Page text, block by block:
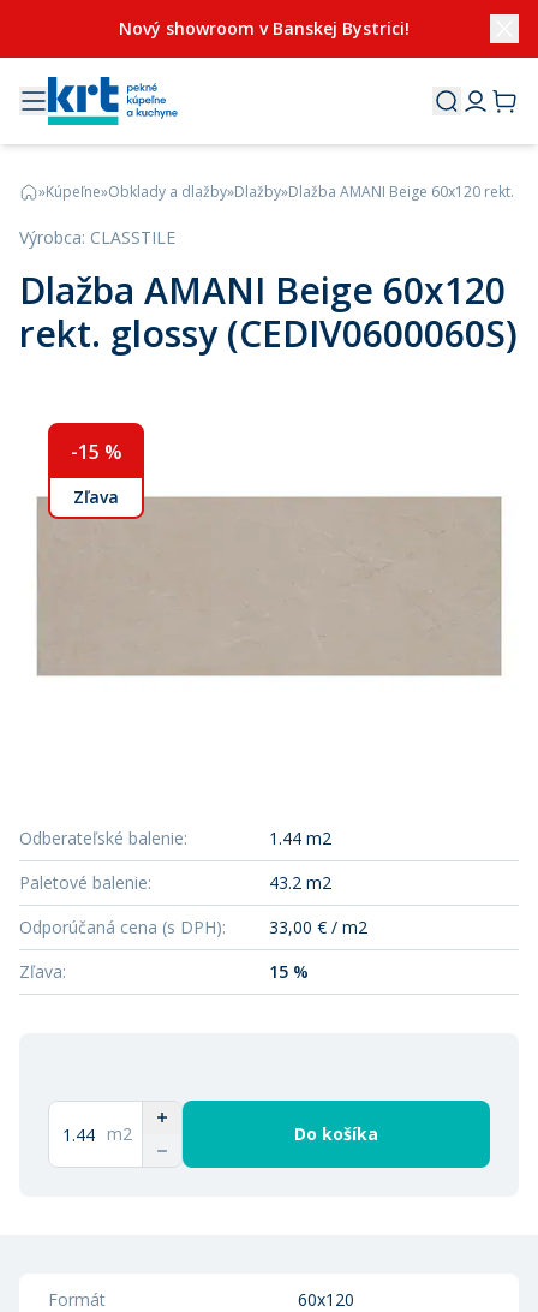
Nový showroom v Banskej Bystrici!
»Kúpeľne»Obklady a dlažby»Dlažby»Dlažba AMANI Beige 60x120 rekt.
Výrobca: CLASSTILE
Dlažba AMANI Beige 60x120
rekt. glossy (CEDIV0600060S)
-15 %
Zľava
Odberateľské balenie:
1.44 m2
Paletové balenie:
43.2 m2
Odporúčaná cena (s DPH):
33,00 € / m2
Zľava: 15 %
m2 Do košíka
Formát 60x120